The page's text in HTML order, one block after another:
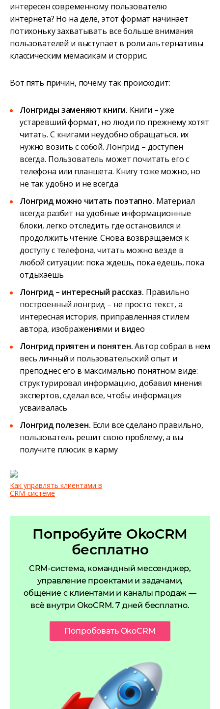
интересен современному пользователю
интернета? Но на деле, этот формат начинает
потихоньку захватывать все больше внимания
пользователей и выступает в роли альтернативы
классическим мемасикам и сторрис.
Вот пять причин, почему так происходит:
Лонгриды заменяют книги. Книги – уже
устаревший формат, но люди по прежнему хотят
читать. С книгами неудобно обращаться, их
нужно возить с собой. Лонгрид – доступен
всегда. Пользователь может почитать его с
телефона или планшета. Книгу тоже можно, но
не так удобно и не всегда
Лонгрид можно читать поэтапно. Материал
всегда разбит на удобные информационные
блоки, легко отследить где остановился и
продолжить чтение. Снова возвращаемся к
доступу с телефона, читать можно везде в
любой ситуации: пока ждешь, пока едешь, пока
отдыхаешь
Лонгрид – интересный рассказ. Правильно
построенный лонгрид – не просто текст, а
интересная история, приправленная стилем
автора, изображениями и видео
Лонгрид приятен и понятен.Автор собрал в нем
весь личный и пользовательский опыт и
преподнес его в максимально понятном виде:
структурировал информацию, добавил мнения
экспертов, сделал все, чтобы информация
усваивалась
Лонгрид полезен. Если все сделано правильно,
пользователь решит свою проблему, а вы
получите плюсик в карму
Как управлять клиентами в
CRM-системе
Попробуйте OkoCRM
бесплатно
CRM-система, командный мессенджер,
управление проектами и задачами,
общение с клиентами и каналы продаж —
всё внутри OkoCRM. 7 дней бесплатно.
Попробовать OkoCRM